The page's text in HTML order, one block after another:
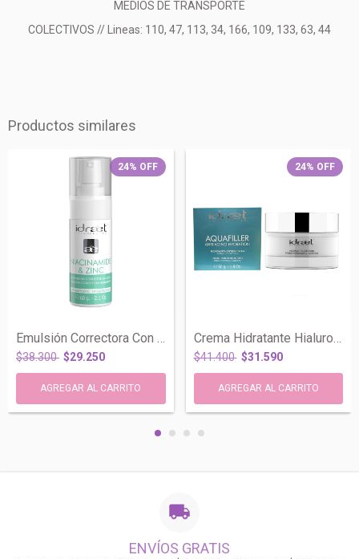
MEDIOS DE TRANSPORTE
COLECTIVOS // Lineas: 110, 47, 113, 34, 166, 109, 133, 63, 44
Productos similares
24% OFF
$38.300 $29.250
24% OFF
$41.400 $31.590
ENVÍOS GRATIS